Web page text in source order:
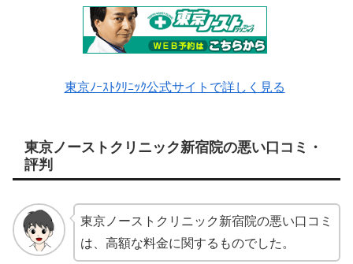
東京ﾉｰｽﾄｸﾘﾆｯｸ公式サイトで詳しく見る
東京ノーストクリニック新宿院の悪い口コミ・
評判
東京ノーストクリニック新宿院の悪い口コミ
は、高額な料金に関するものでした。